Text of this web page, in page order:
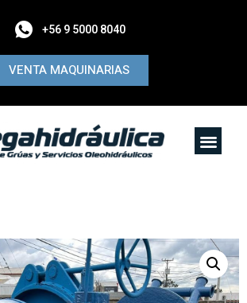
+56 9 5000 8040
VENTA MAQUINARIAS